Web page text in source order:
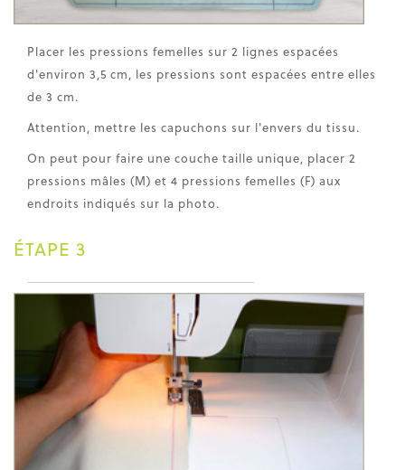
Placer les pressions femelles sur 2 lignes espacées
d'environ 3,5 cm, les pressions sont espacées entre elles
de 3 cm.
Attention, mettre les capuchons sur l'envers du tissu.
On peut pour faire une couche taille unique, placer 2
pressions mâles (M) et 4 pressions femelles (F) aux
endroits indiqués sur la photo.
ÉTAPE 3